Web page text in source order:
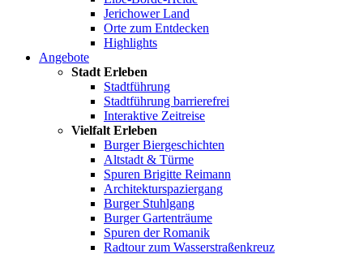
Jerichower Land
Orte zum Entdecken
Highlights
Angebote
Stadt Erleben
Stadtführung
Stadtführung barrierefrei
Interaktive Zeitreise
Vielfalt Erleben
Burger Biergeschichten
Altstadt & Türme
Spuren Brigitte Reimann
Architekturspaziergang
Burger Stuhlgang
Burger Gartenträume
Spuren der Romanik
Radtour zum Wasserstraßenkreuz